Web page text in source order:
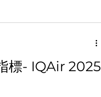
標- IQAir 2025